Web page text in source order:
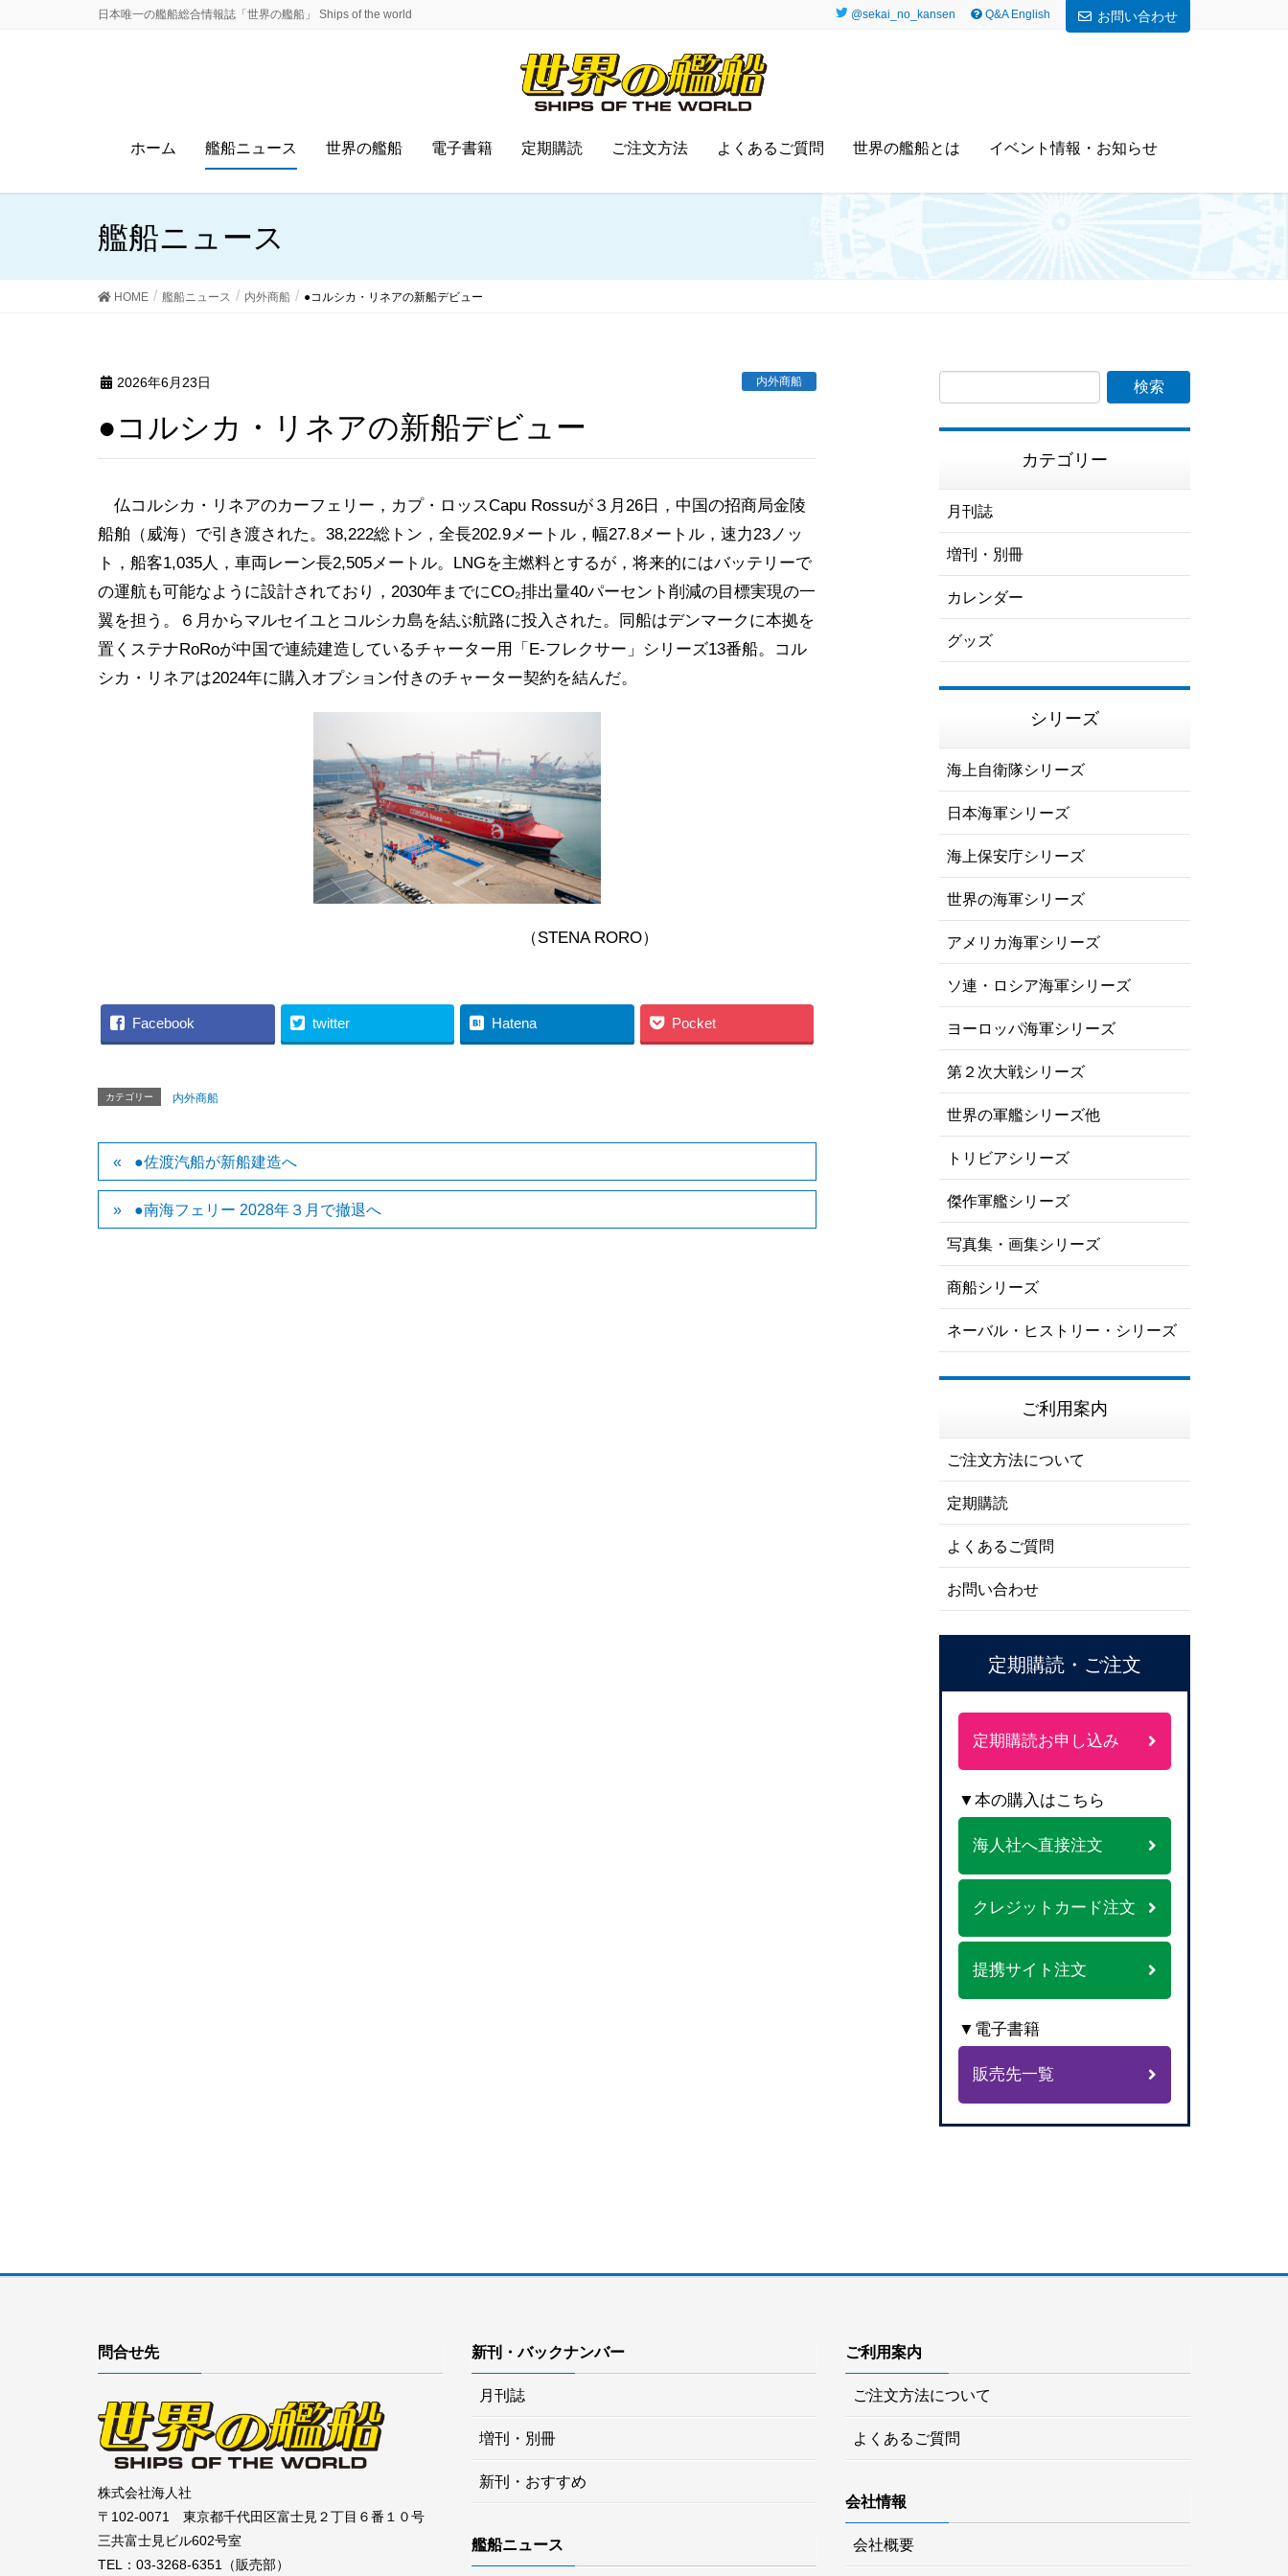
日本唯一の艦船総合情報誌「世界の艦船」 Ships of the world @sekai_no_kansen Q&A English お問い合わせ
ホーム 艦船ニュース 世界の艦船 電子書籍 定期購読 ご注文方法 よくあるご質問 世界の艦船とは イベント情報・お知らせ
艦船ニュース
HOME 艦船ニュース 内外商船 ●コルシカ・リネアの新船デビュー
2026年6月23日 内外商船
●コルシカ・リネアの新船デビュー
仏コルシカ・リネアのカーフェリー，カプ・ロッスCapu Rossuが３月26日，中国の招商局金陵
船舶（威海）で引き渡された。38,222総トン，全長202.9メートル，幅27.8メートル，速力23ノッ
ト，船客1,035人，車両レーン長2,505メートル。LNGを主燃料とするが，将来的にはバッテリーで
の運航も可能なように設計されており，2030年までにCO₂排出量40パーセント削減の目標実現の一
翼を担う。６月からマルセイユとコルシカ島を結ぶ航路に投入された。同船はデンマークに本拠を
置くステナRoRoが中国で連続建造しているチャーター用「E-フレクサー」シリーズ13番船。コル
シカ・リネアは2024年に購入オプション付きのチャーター契約を結んだ。
（STENA RORO）
Facebook twitter Hatena Pocket
カテゴリー 内外商船
●佐渡汽船が新船建造へ
●南海フェリー 2028年３月で撤退へ
カテゴリー
月刊誌
増刊・別冊
カレンダー
グッズ
シリーズ
海上自衛隊シリーズ
日本海軍シリーズ
海上保安庁シリーズ
世界の海軍シリーズ
アメリカ海軍シリーズ
ソ連・ロシア海軍シリーズ
ヨーロッパ海軍シリーズ
第２次大戦シリーズ
世界の軍艦シリーズ他
トリビアシリーズ
傑作軍艦シリーズ
写真集・画集シリーズ
商船シリーズ
ネーバル・ヒストリー・シリーズ
ご利用案内
ご注文方法について
定期購読
よくあるご質問
お問い合わせ
定期購読・ご注文
定期購読お申し込み
▼本の購入はこちら
海人社へ直接注文
クレジットカード注文
提携サイト注文
▼電子書籍
販売先一覧
問合せ先
株式会社海人社
〒102-0071 東京都千代田区富士見２丁目６番１０号
三共富士見ビル602号室
TEL：03-3268-6351（販売部）
新刊・バックナンバー
月刊誌
増刊・別冊
新刊・おすすめ
艦船ニュース
ご利用案内
ご注文方法について
よくあるご質問
会社情報
会社概要